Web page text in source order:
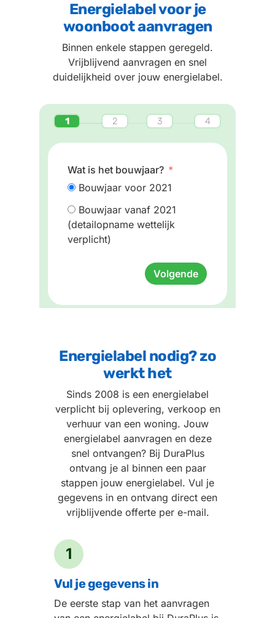
Energielabel voor je
woonboot aanvragen
Binnen enkele stappen geregeld.
Vrijblijvend aanvragen en snel
duidelijkheid over jouw energielabel.
Wat is het bouwjaar?
Bouwjaar voor 2021
Bouwjaar vanaf 2021
(detailopname wettelijk
verplicht)
Volgende
Energielabel nodig? zo
werkt het
Sinds 2008 is een energielabel
verplicht bij oplevering, verkoop en
verhuur van een woning. Jouw
energielabel aanvragen en deze
snel ontvangen? Bij DuraPlus
ontvang je al binnen een paar
stappen jouw energielabel. Vul je
gegevens in en ontvang direct een
vrijblijvende offerte per e-mail.
1
Vul je gegevens in
De eerste stap van het aanvragen